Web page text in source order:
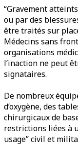
“Gravement
ou par des
être traités sur
Médecins sans
organisations
l’inaction ne peut
signataires.
De nombreux
d’oxygène, des
chirurgicaux de
restrictions liées à
usage” civil et